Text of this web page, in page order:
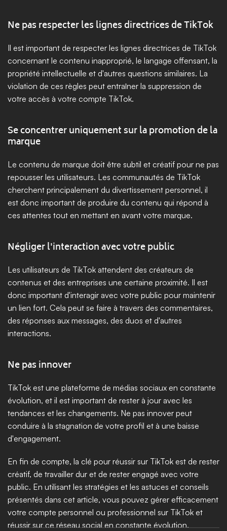
Ne pas respecter les lignes directrices de TikTok
Il est important de respecter les lignes directrices de TikTok
concernant le contenu inapproprié, le langage offensant, la
propriété intellectuelle et d'autres questions similaires. La
violation de ces règles peut entraîner la suppression de
votre accès à votre compte TikTok.
Se concentrer uniquement sur la promotion de la
marque
Le contenu de marque doit être subtil et créatif pour ne pas
repousser les utilisateurs. Les communautés de TikTok
cherchent principalement du divertissement personnel, il
est donc important de produire du contenu qui répond à
ces attentes tout en mettant en avant votre marque.
Négliger l'interaction avec votre public
Les utilisateurs de TikTok attendent des créateurs de
contenus et des entreprises une certaine proximité. Il est
donc important d'interagir avec votre public pour maintenir
un lien fort. Cela peut se faire à travers des commentaires,
des réponses aux messages, des duos et d'autres
interactions.
Ne pas innover
TikTok est une plateforme de médias sociaux en constante
évolution, et il est important de rester à jour avec les
tendances et les changements. Ne pas innover peut
conduire à la stagnation de votre profil et à une baisse
d'engagement.
En fin de compte, la clé pour réussir sur TikTok est de rester
créatif, de travailler dur et de rester engagé avec votre
public. En utilisant les stratégies et les astuces et conseils
présentés dans cet article, vous pouvez gérer efficacement
votre compte personnel ou professionnel sur TikTok et
réussir sur ce réseau social en constante évolution.